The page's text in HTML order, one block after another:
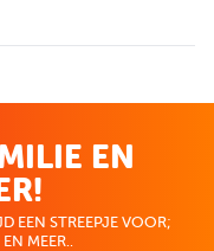
EN
EEN STREEPJE VOOR;
MEER..